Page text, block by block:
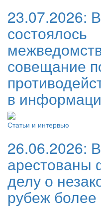
23.07.2026:
состоялось
совещание
в
Статьи и интервью
26.06.2026:
арестованы
делу о
рубеж